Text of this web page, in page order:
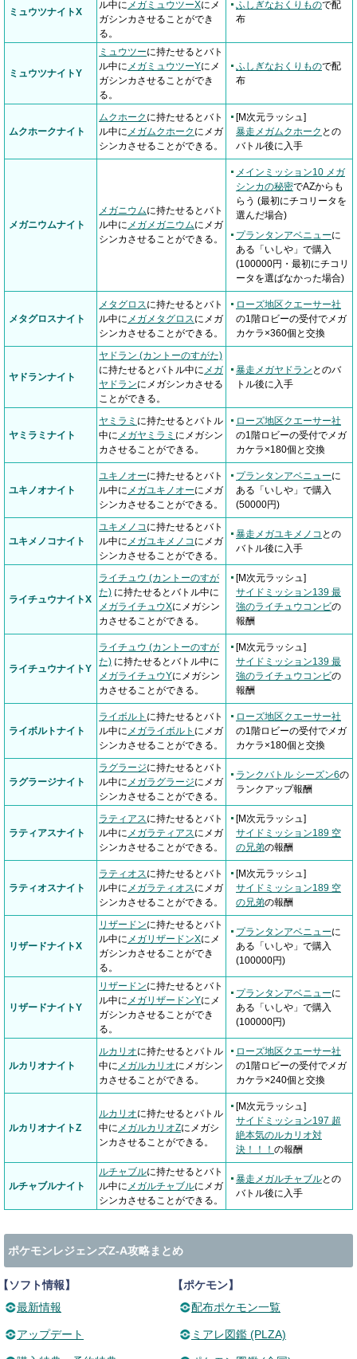
ミュウツナイトX
ル中に メガミュウツーXにメ
ガシンカさせることができ
る。
ふしぎなおくりもので配
布
ミュウツナイトY
ミュウツーに持たせるとバト
ル中に メガミュウツーYにメ
ガシンカさせることができ
る。
ふしぎなおくりもので配
布
ムクホークナイト
ムクホーク に持たせるとバト
ル中に メガムクホーク にメガ
シンカさせることができる。
[M次元ラッシュ]
暴走メガムクホーク との
バトル後に入手
メガニウムナイト
メガニウムに持たせるとバト
ル中に メガメガニウムにメガ
シンカさせることができる。
メインミッション10 メガ
シンカの秘密でAZからも
らう (最初にチコリータを
選んだ場合)
プランタンアベニューに
ある「いしや」で購入
(100000円・最初にチコリ
ータを選ばなかった場合)
メタグロスナイト
メタグロス に持たせるとバト
ル中に メガメタグロス にメガ
シンカさせることができる。
ローズ地区クエーサー社
の1階ロビーの受付でメガ
カケラ×360個と交換
ヤドランナイト
ヤドラン (カントーのすがた)
に持たせるとバトル中に メガ
ヤドランにメガシンカさせる
ことができる。
暴走メガヤドラン とのバ
トル後に入手
ヤミラミナイト
ヤミラミ に持たせるとバトル
中に メガヤミラミ にメガシン
カさせることができる。
ローズ地区クエーサー社
の1階ロビーの受付でメガ
カケラ×180個と交換
ユキノオナイト
ユキノオーに持たせるとバト
ル中に メガユキノオーにメガ
シンカさせることができる。
プランタンアベニューに
ある「いしや」で購入
(50000円)
ユキメノコナイト
ユキメノコ に持たせるとバト
ル中に メガユキメノコ にメガ
シンカさせることができる。
暴走メガユキメノコ との
バトル後に入手
ライチュウナイトX
ライチュウ (カントーのすが
た) に持たせるとバトル中に
メガライチュウXにメガシン
カさせることができる。
[M次元ラッシュ]
サイドミッション139 最
強のライチュウコンビの
報酬
ライチュウナイトY
ライチュウ (カントーのすが
た) に持たせるとバトル中に
メガライチュウYにメガシン
カさせることができる。
[M次元ラッシュ]
サイドミッション139 最
強のライチュウコンビの
報酬
ライボルトナイト
ライボルト に持たせるとバト
ル中に メガライボルト にメガ
シンカさせることができる。
ローズ地区クエーサー社
の1階ロビーの受付でメガ
カケラ×180個と交換
ラグラージナイト
ラグラージに持たせるとバト
ル中に メガラグラージにメガ
シンカさせることができる。
ランクバトル シーズン6の
ランクアップ報酬
ラティアスナイト
ラティアス に持たせるとバト
ル中に メガラティアス にメガ
シンカさせることができる。
[M次元ラッシュ]
サイドミッション189 空
の兄弟の報酬
ラティオスナイト
ラティオス に持たせるとバト
ル中に メガラティオス にメガ
シンカさせることができる。
[M次元ラッシュ]
サイドミッション189 空
の兄弟の報酬
リザードナイトX
リザードンに持たせるとバト
ル中に メガリザードンXにメ
ガシンカさせることができ
る。
プランタンアベニューに
ある「いしや」で購入
(100000円)
リザードナイトY
リザードンに持たせるとバト
ル中に メガリザードンYにメ
ガシンカさせることができ
る。
プランタンアベニューに
ある「いしや」で購入
(100000円)
ルカリオナイト
ルカリオに持たせるとバトル
中に メガルカリオにメガシン
カさせることができる。
ローズ地区クエーサー社
の1階ロビーの受付でメガ
カケラ×240個と交換
ルカリオナイトZ
ルカリオに持たせるとバトル
中に メガルカリオZにメガシ
ンカさせることができる。
[M次元ラッシュ]
サイドミッション197 超
絶本気のルカリオ対
決！！！ の報酬
ルチャブルナイト
ルチャブルに持たせるとバト
ル中に メガルチャブルにメガ
シンカさせることができる。
暴走メガルチャブルとの
バトル後に入手
ポケモンレジェンズZ-A攻略まとめ
ソフト情報】
最新情報
アップデート
【ポケモン】
配布ポケモン一覧
ミアレ図鑑 (PLZA)